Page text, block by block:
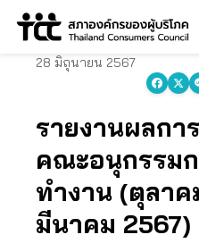
Skip
28 มิถุนายน 2567
รายงานผลก
คณะอนุกรรม
ทำงาน (ตุลา
มีนาคม 2567)